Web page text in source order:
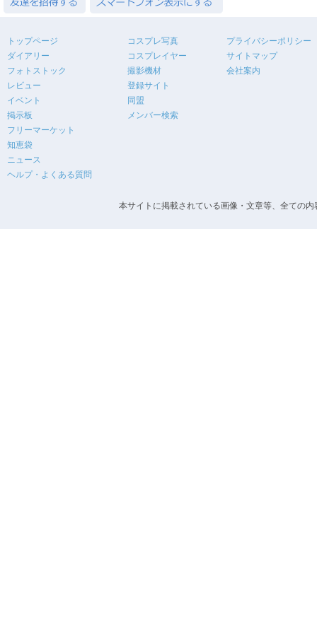
トップページ
ダイアリー
フォトストック
レビュー
イベント
掲示板
フリーマーケット
知恵袋
ニュース
ヘルプ・よくある質問
コスプレ写真
コスプレイヤー
撮影機材
登録サイト
同盟
メンバー検索
プライバシーポリシー
サイトマップ
会社案内
本サイトに掲載されている画像・文章等、全ての